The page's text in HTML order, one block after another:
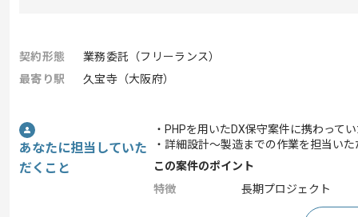
契約形態
業務委託（フリーランス）
最寄り駅
久宝寺（大阪府）
あなたに担当していた
だくこと
・PHPを用いたDX保守案件に携わって
・詳細設計～製造までの作業を担当い
この案件のポイント
特徴
長期プロジェクト